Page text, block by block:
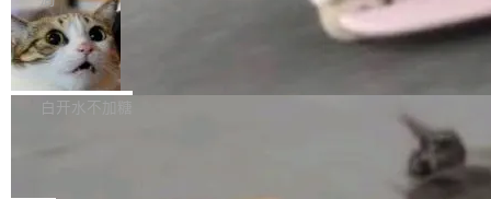
l 迁移或唤醒时，新宿主从 S3 恢复 SQLite 数据
库继续执行。存储库是持久化的唯一真相...
te 17 Pro、OPPO K15，要么是vivo X300 E这
样的次旗舰。 Galaxy Z Fold8 Ultra / Z Fold8 /
Z Flip8三款折叠屏新机均在7月22日发布，且全
部搭载骁龙8 Elite Gen5 for Galaxy，它们本该
本控制系统。目前处于 Early Access 阶段。 De
ltaDB 的核心思路直接写在 landing page 最显
眼的位置：「Software is made between com
mits」——软件是在 commit 之间写出来的。git
SpaceXAI 单季资本开支达 183 亿美元
根据风险投资人Tomer Tunguz 博客（VC 分
析）披露的最新分析与第二季度业绩报告，Spac
白开水不加糖